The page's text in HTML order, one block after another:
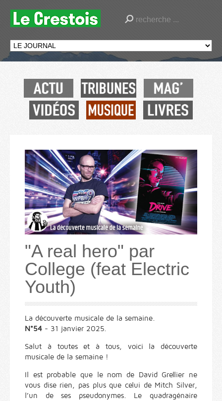
"A real hero" par
College (feat Electric
Youth)
La découverte musicale de la semaine.
N°54 - 31 janvier 2025.
Salut à toutes et à tous, voici la découverte
musicale de la semaine !
Il est probable que le nom de David Grellier ne
vous dise rien, pas plus que celui de Mitch Silver,
l’un de ses pseudonymes. Le quadragénaire